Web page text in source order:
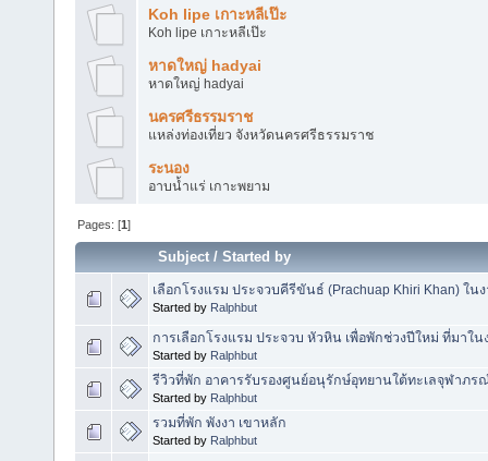
Koh lipe เกาะหลีเป๊ะ
Koh lipe เกาะหลีเป๊ะ
หาดใหญ่ hadyai
หาดใหญ่ hadyai
นครศรีธรรมราช
แหล่งท่องเที่ยว จังหวัดนครศรีธรรมราช
ระนอง
อาบน้ำแร่ เกาะพยาม
Pages: [1]
Subject/Started by
เลือกโรงแรม ประจวบคีรีขันธ์ (Prachuap Khiri Khan) ใน
Started by Ralphbut
การเลือกโรงแรม ประจวบ หัวหิน เพื่อพักช่วงปีใหม่ ที่มาใน
Started by Ralphbut
รีวิวที่พัก อาคารรับรองศูนย์อนุรักษ์อุทยานใต้ทะเลจุฬาภร
Started by Ralphbut
รวมที่พัก พังงา เขาหลัก
Started by Ralphbut